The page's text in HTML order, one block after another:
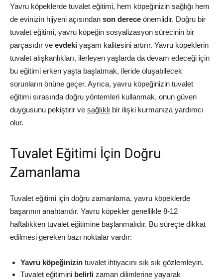
Yavru köpeklerde tuvalet eğitimi, hem köpeğinizin sağlığı hem
de evinizin hijyeni açısından son derece önemlidir. Doğru bir
tuvalet eğitimi, yavru köpeğin sosyalizasyon sürecinin bir
parçasıdır ve evdeki yaşam kalitesini artırır. Yavru köpeklerin
tuvalet alışkanlıkları, ilerleyen yaşlarda da devam edeceği için
bu eğitimi erken yaşta başlatmak, ileride oluşabilecek
sorunların önüne geçer. Ayrıca, yavru köpeğinizin tuvalet
eğitimi sırasında doğru yöntemleri kullanmak, onun güven
duygusunu pekiştirir ve sağlıklı bir ilişki kurmanıza yardımcı
olur.
Tuvalet Eğitimi İçin Doğru
Zamanlama
Tuvalet eğitimi için doğru zamanlama, yavru köpeklerde
başarının anahtarıdır. Yavru köpekler genellikle 8-12
haftalıkken tuvalet eğitimine başlanmalıdır. Bu süreçte dikkat
edilmesi gereken bazı noktalar vardır:
Yavru köpeğinizin tuvalet ihtiyacını sık sık gözlemleyin.
Tuvalet eğitimini belirli zaman dilimlerine yayarak